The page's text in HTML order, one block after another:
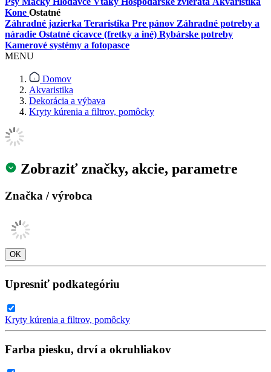
Kone Ostatné
Záhradné jazierka Teraristika Pre pánov Záhradné potreby a
náradie Ostatné cicavce (fretky a iné) Rybárske potreby
Kamerové systémy a fotopasce
MENU
Domov
Akvaristika
Dekorácia a výbava
Kryty kúrenia a filtrov, pomôcky
Zobraziť značky, akcie, parametre
Značka / výrobca
Upresniť podkategóriu
Kryty kúrenia a filtrov, pomôcky
Farba piesku, drví a okruhliakov